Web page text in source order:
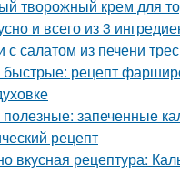
творожный крем для
и всего из 3
с салатом из печени
быстрые: рецепт
запеченные
рецепт
вкусная рецептура: